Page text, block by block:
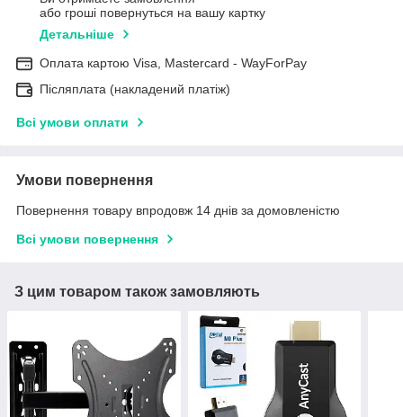
або гроші повернуться на вашу картку
Детальніше
Оплата картою Visa, Mastercard - WayForPay
Післяплата (накладений платіж)
Всі умови оплати
Умови повернення
Повернення товару впродовж 14 днів за домовленістю
Всі умови повернення
З цим товаром також замовляють